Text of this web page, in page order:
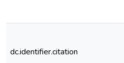
dc.identifier.citation